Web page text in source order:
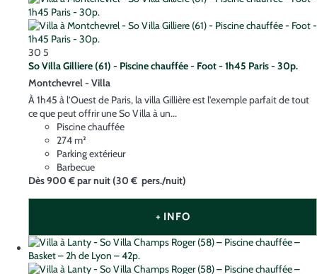
30 5
So Villa Gilliere (61) - Piscine chauffée - Foot - 1h45 Paris - 30p.
Montchevrel - Villa
À 1h45 à l’Ouest de Paris, la villa Gillière est l'exemple parfait de tout
ce que peut offrir une So Villa à un...
Piscine chauffée
274 m²
Parking extérieur
Barbecue
Dès900 €par nuit(30 € pers./nuit)
+ INFO